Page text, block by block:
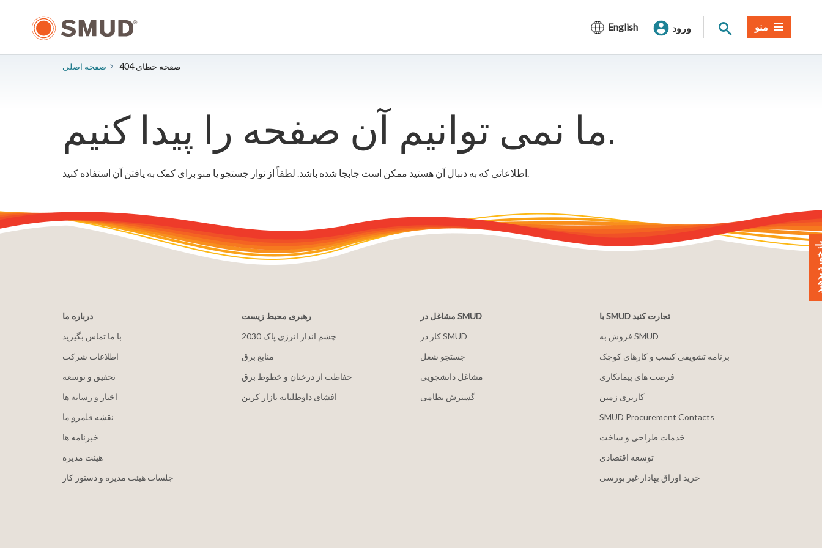
English ورود جستجوی سایت
منو
صفحه اصلی صفحه خطای 404
ما نمی توانیم آن صفحه را پیدا کنیم.
اطلاعاتی که به دنبال آن هستید ممکن است جابجا شده باشد. لطفاً از نوار جستجو یا منو برای کمک به یافتن آن استفاده کنید.
درباره ما
با ما تماس بگیرید
اطلاعات شرکت
تحقیق و توسعه
اخبار و رسانه ها
نقشه قلمرو ما
خبرنامه ها
هيئت مدیره
جلسات هیئت مدیره و دستور کار
رهبری محیط زیست
2030 چشم انداز انرژی پاک
منابع برق
حفاظت از درختان و خطوط برق
افشای داوطلبانه بازار کربن
مشاغل در SMUD
کار در SMUD
جستجو شغل
مشاغل دانشجویی
گسترش نظامی
با SMUD تجارت کنید
فروش به SMUD
برنامه تشویقی کسب و کارهای کوچک
فرصت های پیمانکاری
کاربری زمین
SMUD Procurement Contacts
خدمات طراحی و ساخت
توسعه اقتصادی
خرید اوراق بهادار غیر بورسی